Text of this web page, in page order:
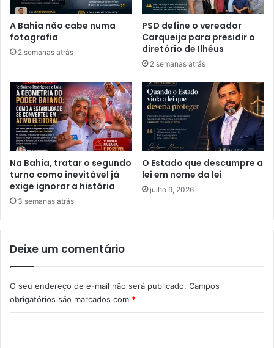
A Bahia não cabe numa
fotografia
2 semanas atrás
PSD define o vereador
Carqueija para presidir o
diretório de Ilhéus
2 semanas atrás
Na Bahia, tratar o segundo
turno como inevitável já
exige ignorar a história
3 semanas atrás
O Estado que descumpre a
lei em nome da lei
julho 9, 2026
Deixe um comentário
O seu endereço de e-mail não será publicado. Campos
obrigatórios são marcados com *